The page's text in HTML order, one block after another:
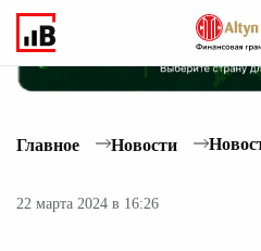
Главное Новости
22 марта 2024 в 16:26